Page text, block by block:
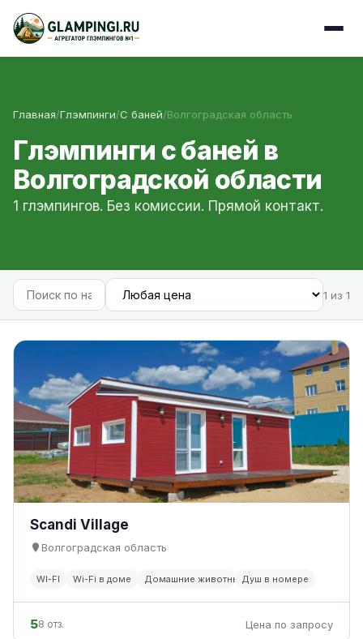
Главная/Глэмпинги/С баней/Волгоградская область
Глэмпинги с баней в
Волгоградской области
1 глэмпингов. Без комиссии. Прямой контакт.
1 из 1
Scandi Village
Волгоградская область
WI-FI Wi-Fi в доме Домашние животныеДуш в номере
58 отз. Цена по запросу